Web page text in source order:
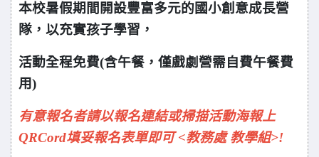
本校暑假期間開設豐富多元的國小創意成長營
隊，以充實孩子學習，
活動全程免費(含午餐，僅戲劇營需自費午餐費
用)
有意報名者請以報名連結或掃描活動海報上
QRCord填妥報名表單即可 <教務處 教學組>!